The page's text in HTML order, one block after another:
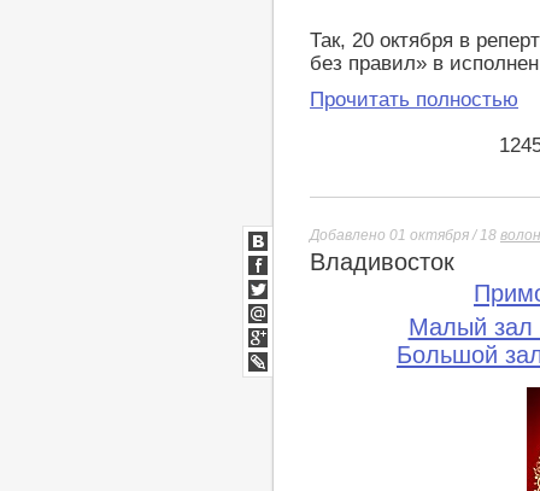
Так, 20 октября в
без правил» в
Прочитать полностью
Добавлено 01 октября / 18
Владивосток
Малый зал
Большой
ВКонтакте
Facebook
Twitter
Мой
Мир
Google+
lj